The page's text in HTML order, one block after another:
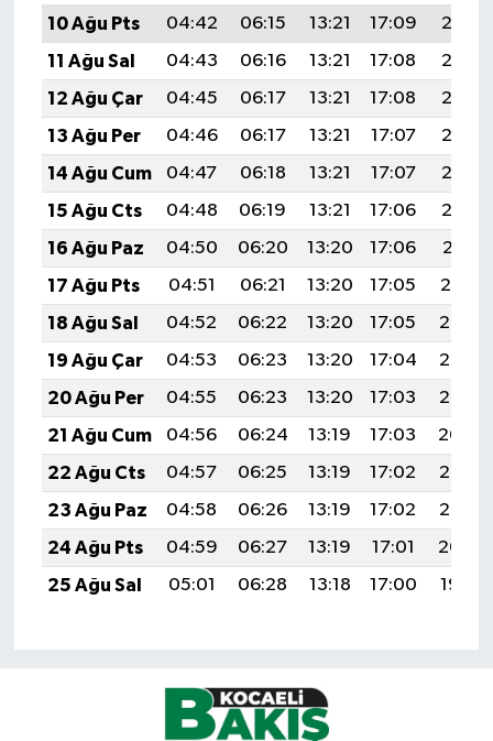
10 Ağu Pts
04:42 06:15 13:21 17:09
20:18
11 Ağu Sal
04:43 06:16 13:21 17:08
20:17
12 Ağu Çar
04:45 06:17 13:21 17:08
20:16
13 Ağu Per
04:46 06:17 13:21 17:07
20:15
14 Ağu Cum
04:47 06:18 13:21 17:07
20:13
15 Ağu Cts
04:48 06:19 13:21 17:06
20:12
16 Ağu Paz
04:50 06:20 13:20 17:06
20:11
17 Ağu Pts
04:51 06:21 13:20 17:05
20:10
18 Ağu Sal
04:52 06:22 13:20 17:05
20:08
19 Ağu Çar
04:53 06:23 13:20 17:04
20:07
20 Ağu Per
04:55 06:23 13:20 17:03
20:06
21 Ağu Cum
04:56 06:24 13:19 17:03
20:04
22 Ağu Cts
04:57 06:25 13:19 17:02
20:03
23 Ağu Paz
04:58 06:26 13:19 17:02
20:02
24 Ağu Pts
04:59 06:27 13:19 17:01
20:00
25 Ağu Sal
05:01 06:28 13:18 17:00 19:59